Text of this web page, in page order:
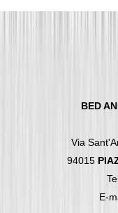
BED
Via
94015
E-